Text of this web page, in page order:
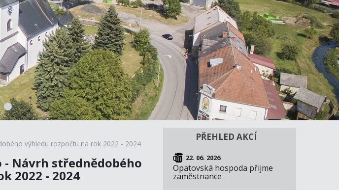
výhledu rozpočtu na rok 2022 - 2024
Návrh střednědobého
2022 - 2024
PŘEHLED AKCÍ
22. 06. 2026
Opatovská hospoda přijme
zaměstnance